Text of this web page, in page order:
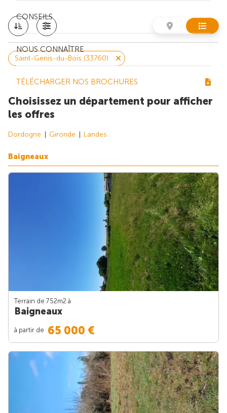
CONSEILS
NOUS CONNAÎTRE
TÉLÉCHARGER NOS BROCHURES
Saint-Genis-du-Bois (33760)
Choisissez un département pour afficher
les offres
Dordogne Gironde Landes
Baigneaux
Terrain de 752m2 à
Baigneaux
à partir de 65 000 €